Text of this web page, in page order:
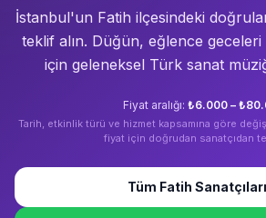
İstanbul'un Fatih ilçesindeki
teklif alın. Düğün, eğlence
için geleneksel Türk sanat
Fiyat aralığı: ₺6.000 –
Tarih, etkinlik türü ve hizmet kapsamına göre
fiyat için doğrudan sanatçıdan
Tüm Fatih Sanatçıları